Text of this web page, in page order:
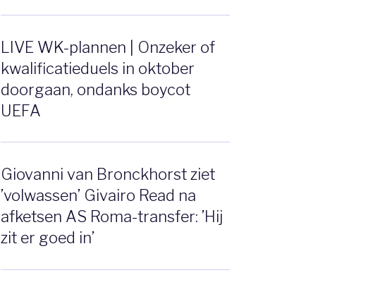
LIVE WK-plannen | Onzeker of
kwalificatieduels in oktober
doorgaan, ondanks boycot
UEFA
Giovanni van Bronckhorst ziet
’volwassen’ Givairo Read na
afketsen AS Roma-transfer: ’Hij
zit er goed in’